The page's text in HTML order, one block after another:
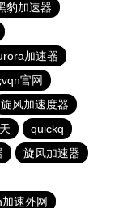
豹加速器
加速器
官网
旋风加速度器
quickq
旋风加速器
速外网